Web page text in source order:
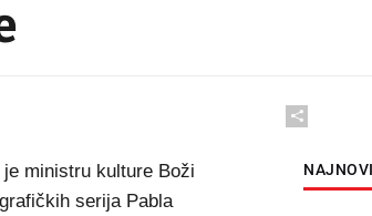
ministru kulture Boži
serija Pabla